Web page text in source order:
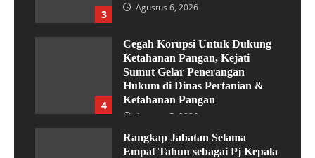
3
Agustus 6, 2026
4
Cegah Korupsi Untuk Dukung
Ketahanan Pangan, Kejati
Sumut Gelar Penerangan
Hukum di Dinas Pertanian &
Ketahanan Pangan
Agustus 5, 2026
Rangkap Jabatan Selama
Empat Tahun sebagai Pj Kepala